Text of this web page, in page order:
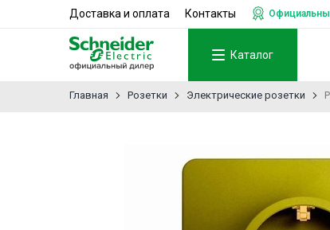
Доставка и оплата Контакты
Каталог
Главная Розетки Электрические розетки